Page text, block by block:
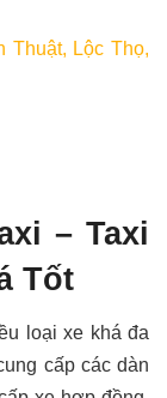
Thuật, Lộc Thọ,
– Taxi
Tốt
loại xe khá đa
cấp các dàn